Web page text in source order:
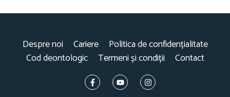
Despre noi Cariere
Politica de confidențialitate
Cod deontologic
Termeni și condiții Contact